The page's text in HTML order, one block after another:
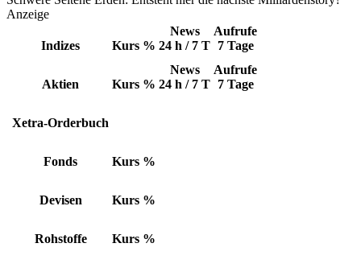
Anzeige
Indizes Kurs %
News
24 h / 7 T
Aufrufe
7 Tage
Aktien Kurs %
News
24 h / 7 T
Aufrufe
7 Tage
Xetra-Orderbuch
Fonds Kurs %
Devisen Kurs %
Rohstoffe Kurs %